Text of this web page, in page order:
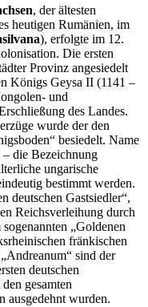
, der ältesten
heutigen Rumänien, im
), erfolgte im 12.
Die ersten
Provinz angesiedelt
Königs Geysa II (1141 –
und
des Landes.
wurde der den
besiedelt. Name
– die Bezeichnung
ungarische
bestimmt werden.
deutschen Gastsiedler“,
Reichsverleihung durch
„Goldenen
fränkischen
sind der
deutschen
gesamten
ausgedehnt wurden.